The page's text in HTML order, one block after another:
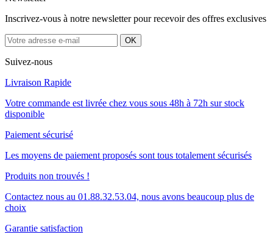
Inscrivez-vous à notre newsletter pour recevoir des offres exclusives
Suivez-nous
Livraison Rapide
Votre commande est livrée chez vous sous 48h à 72h sur stock
disponible
Paiement sécurisé
Les moyens de paiement proposés sont tous totalement sécurisés
Produits non trouvés !
Contactez nous au 01.88.32.53.04, nous avons beaucoup plus de
choix
Garantie satisfaction